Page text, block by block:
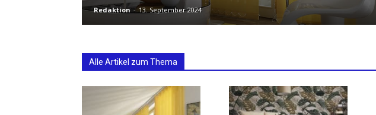
Redaktion - 13. September 2024
Alle Artikel zum Thema